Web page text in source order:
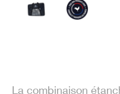
La combinaison